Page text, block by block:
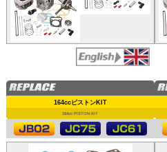
164ccピストンKIT
164cc PISTON KIT